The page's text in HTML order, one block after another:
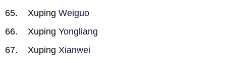
Xuping Weiguo
Xuping Yongliang
Xuping Xianwei